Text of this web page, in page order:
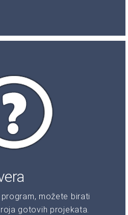
možete birati
gotovih projekata.